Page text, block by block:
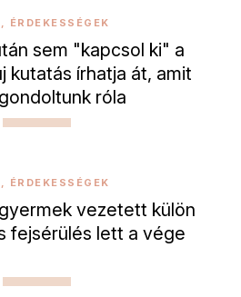
ÉRDEKESSÉGEK
sem "kapcsol ki" a
kutatás írhatja át, amit
róla
ÉRDEKESSÉGEK
vezetett külön
fejsérülés lett a vége